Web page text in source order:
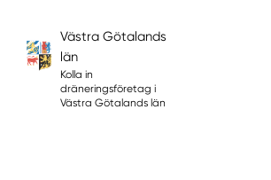
Västra Götalands
län
Kolla in
dräneringsföretag i
Västra Götalands län